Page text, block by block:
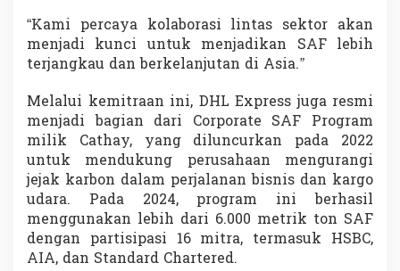
“Kami percaya kolaborasi lintas sektor akan
menjadi kunci untuk menjadikan SAF lebih
terjangkau dan berkelanjutan di Asia.”
Melalui kemitraan ini, DHL Express juga resmi
menjadi bagian dari Corporate SAF Program
milik Cathay, yang diluncurkan pada 2022
untuk mendukung perusahaan mengurangi
jejak karbon dalam perjalanan bisnis dan kargo
udara. Pada 2024, program ini berhasil
menggunakan lebih dari 6.000 metrik ton SAF
dengan partisipasi 16 mitra, termasuk HSBC,
AIA, dan Standard Chartered.